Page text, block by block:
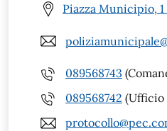
Piazza Municipio, 1
089568743
089568742 (Ufficio